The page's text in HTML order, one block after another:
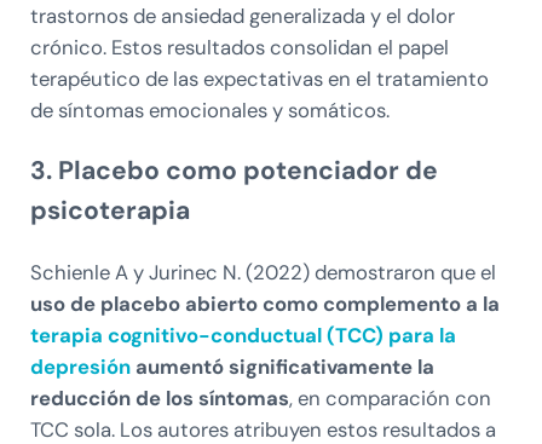
trastornos de ansiedad generalizada y el dolor
crónico. Estos resultados consolidan el papel
terapéutico de las expectativas en el tratamiento
de síntomas emocionales y somáticos.
3. Placebo como potenciador de
psicoterapia
Schienle A y Jurinec N. (2022) demostraron que el
uso de placebo abierto como complemento a la
terapia cognitivo-conductual (TCC) para la
depresiónaumentó significativamente la
reducción de los síntomas, en comparación con
TCC sola. Los autores atribuyen estos resultados a